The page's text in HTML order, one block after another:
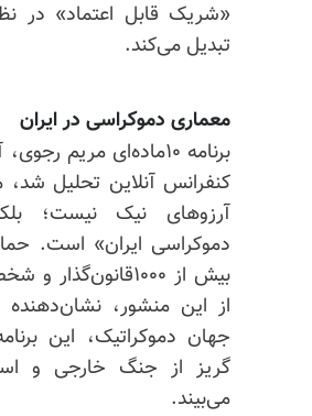
«شریک قابل اعتماد» در
تبدیل می‌کند.
معماری دموکراسی در ایران
برنامه ۱۰ماده‌ای مریم
کنفرانس آنلاین تحلیل شد،
آرزوهای نیک نیست؛
دموکراسی ایران» است.
بیش از
از این منشور،
جهان دموکراتیک، این
گریز از جنگ خارجی و
می‌بیند.